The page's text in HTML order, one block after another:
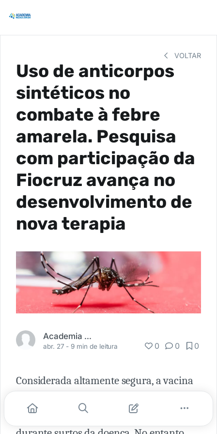
VOLTAR
Uso de anticorpos
sintéticos no
combate à febre
amarela. Pesquisa
com participação da
Fiocruz avança no
desenvolvimento de
nova terapia
Academia Médica
abr. 27 - 9 min de leitura 0 0 0
Considerada altamente segura, a vacina
vidas anualmente, especialmente